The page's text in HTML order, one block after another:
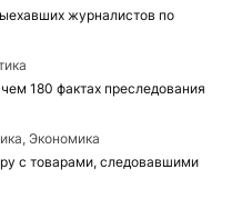
журналистов по
180 фактах преследования
Экономика
с товарами, следовавшими